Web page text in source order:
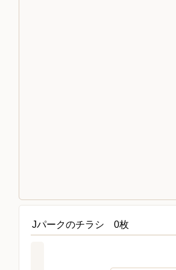
Jパークのチラシ 0枚